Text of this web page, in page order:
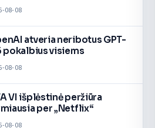
08-08
atveria neribotus GPT-
pokalbius visiems
08-08
VI išplėstinė peržiūra
per „Netflix“
08-08